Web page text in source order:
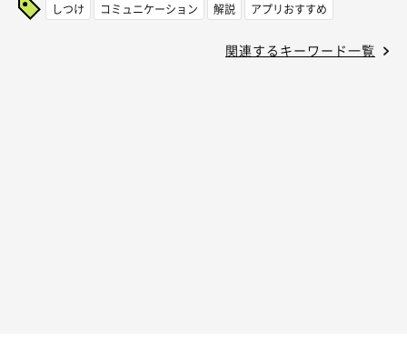
しつけ コミュニケーション 解説 アプリおすすめ
関連するキーワード一覧